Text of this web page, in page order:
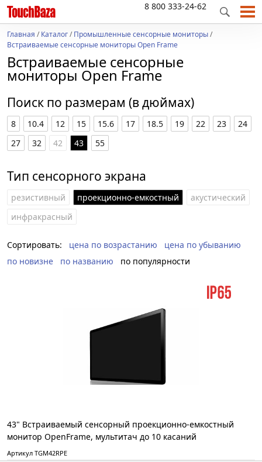
8 800 333-24-62
Главная /Каталог/Промышленные сенсорные мониторы/
Встраиваемые сенсорные мониторы Open Frame
Встраиваемые сенсорные
мониторы Open Frame
Поиск по размерам (в дюймах)
8 10.4 12 15 15.6 17 18.5 19 22 23
24
27
32 42 43 55
Тип сенсорного экрана
резистивный проекционно-емкостный
акустический
инфракрасный
Сортировать: цена по возрастанию
цена по убыванию
по новизне
по названию по популярности
43" Встраиваемый сенсорный проекционно-емкостный
монитор OpenFrame, мультитач до 10 касаний
Артикул TGM42RPE